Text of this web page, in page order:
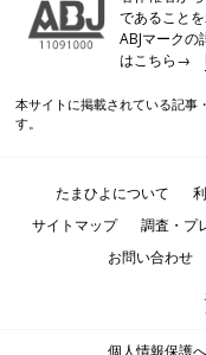
であること
ABJマーク
はこちら→
本サイトに掲載されている記事
す。
たまひよについて
サイトマップ
調査・プ
お問い合わせ